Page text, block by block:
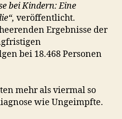
bei Kindern: Eine
veröffentlicht.
Ergebnisse der
bei 18.468 Personen
mehr als viermal so
wie Ungeimpfte.